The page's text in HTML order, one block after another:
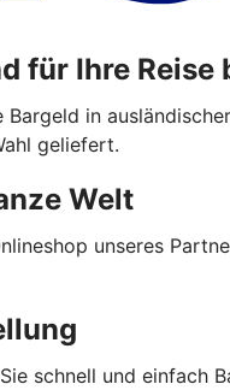
für Ihre Reise
in
geliefert.
Welt
unseres
schnell und einfach